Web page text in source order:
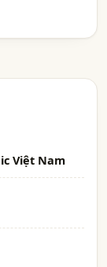
Việt Nam